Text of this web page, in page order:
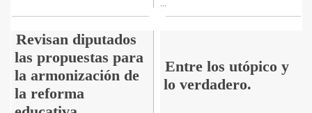
Revisan diputados
las propuestas para
la armonización de
la reforma
Entre los utópico y
lo verdadero.